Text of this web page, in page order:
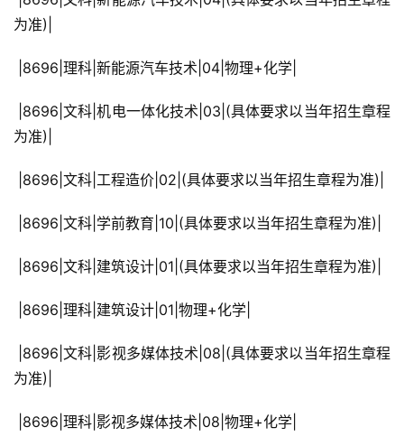
为准)|
|8696|理科|新能源汽车技术|04|物理+化学|
为准)|
|8696|文科|工程造价|02|(具体要求以当年招生章程为准)|
|8696|文科|学前教育|10|(具体要求以当年招生章程为准)|
|8696|文科|建筑设计|01|(具体要求以当年招生章程为准)|
|8696|理科|建筑设计|01|物理+化学|
为准)|
|8696|理科|影视多媒体技术|08|物理+化学|